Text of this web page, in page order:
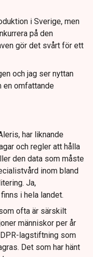
i Sverige, men
på den
gör det svårt för ett
och jag ser nyttan
en omfattande
har liknande
och regler att hålla
den data som måste
inom bland
Ja,
i hela landet.
ofta är särskilt
människor per år
lagstiftning som
Det som har hänt